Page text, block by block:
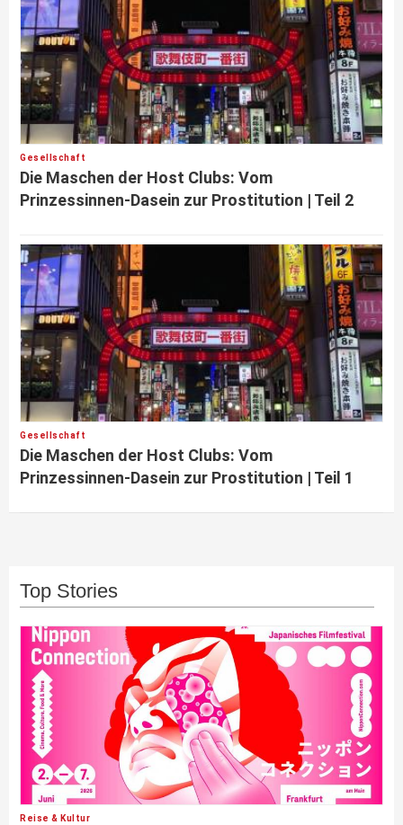
Gesellschaft
Die Maschen der Host Clubs: Vom
Prinzessinnen-Dasein zur Prostitution | Teil 2
Gesellschaft
Die Maschen der Host Clubs: Vom
Prinzessinnen-Dasein zur Prostitution | Teil 1
Top Stories
Reise & Kultur